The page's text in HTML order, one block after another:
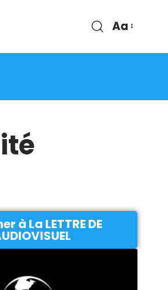
Aa
à La LETTRE DE